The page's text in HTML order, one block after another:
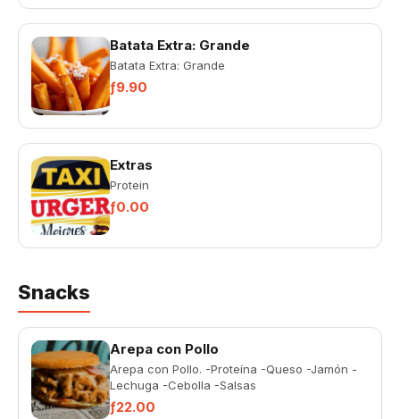
Batata Extra: Grande
Batata Extra: Grande
ƒ9.90
Extras
Protein
ƒ0.00
Snacks
Arepa con Pollo
Arepa con Pollo. -Proteína -Queso -Jamón -
Lechuga -Cebolla -Salsas
ƒ22.00